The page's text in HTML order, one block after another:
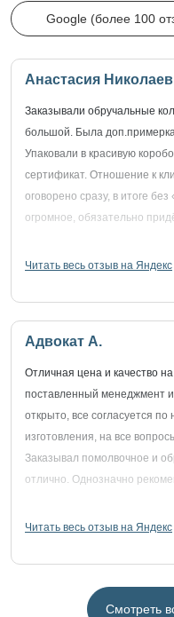
Google (более 100
Анастасия
Заказывали обручальные
большой. Была
Упаковали в красивую
сертификат. Отношение к
оговорено сразу, в итоге
огромное, обязательно
Читать весь отзыв на Яндекс
Адвокат А.
Отличная цена и качество
поставленный менеджмент
открыто, все согласуется по
изготовления, на все
Заказывал помолвочное и
отлично. Однозначно
Читать весь отзыв на Яндекс
Смотреть